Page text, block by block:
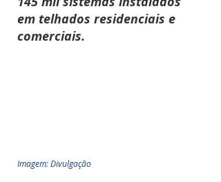
em telhados residenciais e
comerciais.
Imagem: Divulgação